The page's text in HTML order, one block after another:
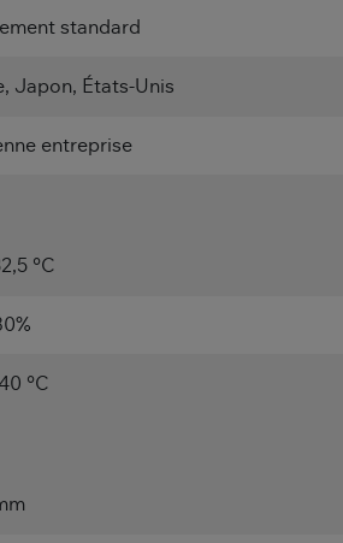
standard
Japon, États-Unis
entreprise
°C
°C